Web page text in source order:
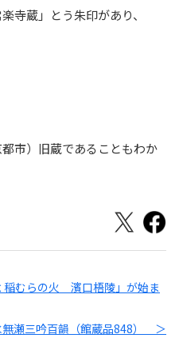
寺蔵」とう朱印があり、
市）旧蔵であることもわか
稲むらの火 濱口梧陵」が始ま
無瀬三吟百韻（館蔵品848） ＞